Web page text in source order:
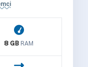
8 GB RAM